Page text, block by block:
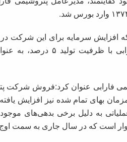
افزایش سرمایه برای این
کرد:پتروشیمی فارابی
فارابی عنوان کرد:فروش شرکت
بهای تمام شده نیز افزایش
به دلیل برخی بدهی‌های
است که در سال جاری به سمت